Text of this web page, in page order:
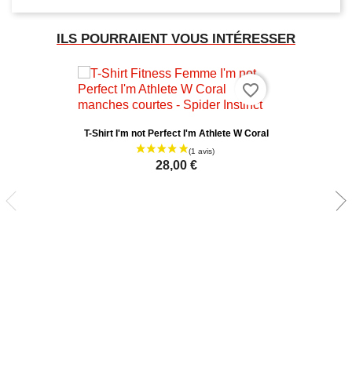
ILS POURRAIENT VOUS INTÉRESSER
T-Shirt I'm not Perfect I'm Athlete W Coral
28,00 €
favorite_border